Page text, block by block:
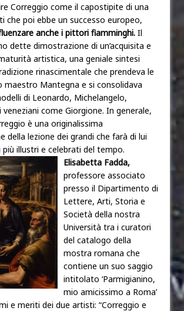
Correggio come il capostipite di una
che poi ebbe un successo europeo,
anche i pittori fiamminghi. Il
dette dimostrazione di un’acquisita e
artistica, una geniale sintesi
rinascimentale che prendeva le
maestro Mantegna e si consolidava
di Leonardo, Michelangelo,
veneziani come Giorgione. In generale,
è una originalissima
della lezione dei grandi che farà di lui
illustri e celebrati del tempo.
Elisabetta Fadda,
professore associato
presso il Dipartimento di
Lettere, Arti, Storia e
Società della nostra
Università tra i curatori
del catalogo della
mostra romana che
contiene un suo saggio
intitolato ‘Parmigianino,
mio amicissimo a Roma’
e meriti dei due artisti: “Correggio e